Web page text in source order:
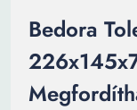
Bedora